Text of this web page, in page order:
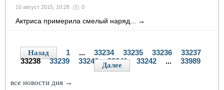
10 август 2015, 10:28 0
Актриса примерила смелый наряд... →
Назад 1 ... 33234 33235 33236
33237
33238
33239 33240 33241 33242 ... 33989
Далее
все новости дня →